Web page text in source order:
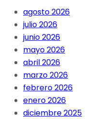
agosto 2026
julio 2026
junio 2026
mayo 2026
abril 2026
marzo 2026
febrero 2026
enero 2026
diciembre 2025